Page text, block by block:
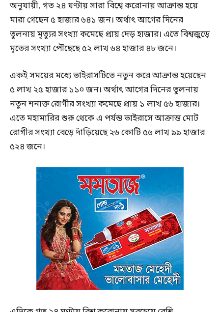
অনুযায়ী, গত ২৪ ঘণ্টায় সারা বিশ্বে করোনায় আক্রান্ত হয়ে
মারা গেছেন ৫ হাজার ৬৪১ জন। অর্থাৎ আগের দিনের
তুলনায় মৃত্যুর সংখ্যা কমেছে প্রায় দেড় হাজার। এতে বিশ্বজুড়ে
মৃতের সংখ্যা পৌঁছেছে ৫২ লাখ ৬৪ হাজার ৪৮ জনে।
একই সময়ের মধ্যে ভাইরাসটিতে নতুন করে আক্রান্ত হয়েছেন
৫ লাখ ২৫ হাজার ১১০ জন। অর্থাৎ আগের দিনের তুলনায়
নতুন শনাক্ত রোগীর সংখ্যা কমেছে প্রায় ১ লাখ ৫৬ হাজার।
এতে মহামারির শুরু থেকে এ পর্যন্ত ভাইরাসে আক্রান্ত মোট
রোগীর সংখ্যা বেড়ে দাঁড়িয়েছে ২৬ কোটি ৫৬ লাখ ৯৯ হাজার
৫২৪ জনে।